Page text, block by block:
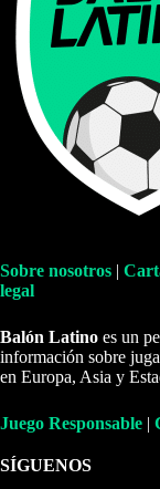
Sobre nosotros |
legal
Balón Latino es un
información sobre
en Europa, Asia y
Juego Responsable |
SÍGUENOS